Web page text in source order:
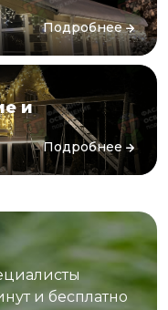
Подробнее
и
Подробнее
и бесплатно